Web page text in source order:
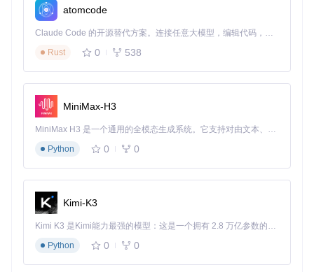
智能融合，既解决了内存限制问题，又保证了整体画面的连贯
性和细节完整性。
图：分块语义分割技术的参数配置界面，包含区块大小、重叠
🎯 实践指南：从入门到精通
智能五官精修系统实操
新手配置方案
guide_size
: 256（适合768x768基础分辨率）
度）
进阶优化策略
高分辨率图像（1024x1024以上）建议降低guide_size至12
8-192
人像特写可适当提高mask_threshold至0.4-0.5，增强边缘
atomcode
Claude Code 的开源替代方案。连接任意大模型，编辑代码，运行命令，自动验证 — 全自动执行。用 Rust 构建，极致性能。 ｜ An open-source alternative to Claude Code. Connect any LLM, edit code, run commands, and verify changes — autonomously. Built in Rust for speed. Get Started
Rust
0 538
MiniMax-H3
MiniMax H3 是一个通用的全模态生成系统。它支持对由文本、图像、视频和音频组成的多模态上下文进行统一理解，并能生成分辨率高达 2K、时长可达 15 秒的带原生立体声音频的视频。得益于面向任务泛化的系统设计，H3 在预训练阶段就已具备广泛的多模态上下文理解与生成能力，能够出色地执行复杂的多模态指令。
Python
0 0
Kimi-K3
Kimi K3 是Kimi能力最强的模型：这是一个拥有 2.8 万亿参数的混合专家（MoE）模型，具备原生视觉理解能力，并支持 100 万 token 的上下文窗口。
Python
0 0